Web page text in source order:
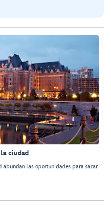
ciudad
las oportunidades para sacar